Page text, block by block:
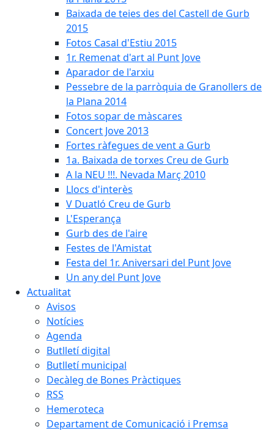
Baixada de teies des del Castell de Gurb
2015
Fotos Casal d'Estiu 2015
1r. Remenat d'art al Punt Jove
Aparador de l'arxiu
Pessebre de la parròquia de Granollers de
la Plana 2014
Fotos sopar de màscares
Concert Jove 2013
Fortes ràfegues de vent a Gurb
1a. Baixada de torxes Creu de Gurb
A la NEU !!!. Nevada Març 2010
Llocs d'interès
V Duatló Creu de Gurb
L'Esperança
Gurb des de l'aire
Festes de l'Amistat
Festa del 1r. Aniversari del Punt Jove
Un any del Punt Jove
Actualitat
Avisos
Notícies
Agenda
Butlletí digital
Butlletí municipal
Decàleg de Bones Pràctiques
RSS
Hemeroteca
Departament de Comunicació i Premsa